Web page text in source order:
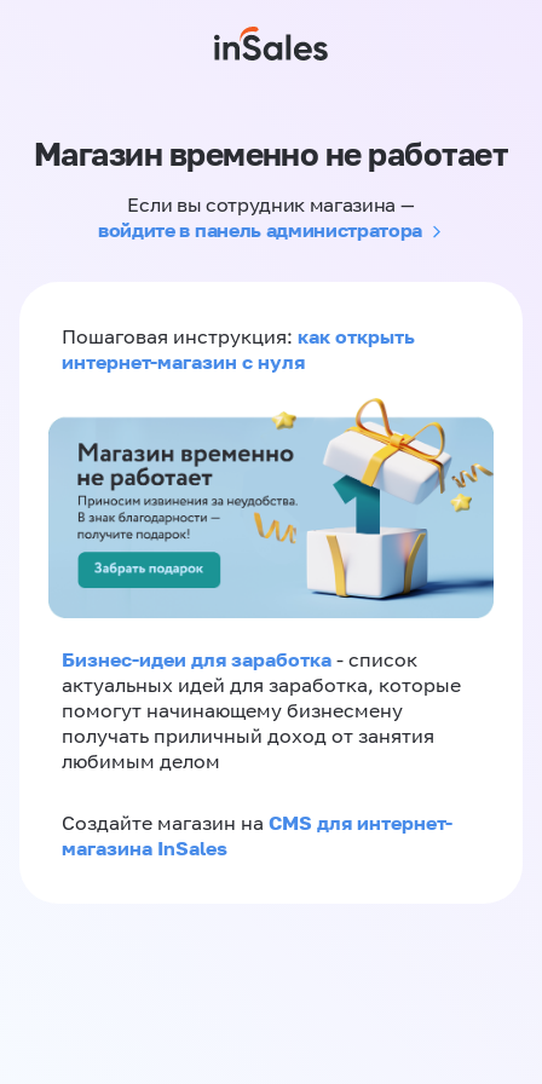
Магазин временно не работает
Если вы сотрудник магазина —
войдите в панель администратора
Пошаговая инструкция: как открыть
интернет-магазин с нуля
Бизнес-идеи для заработка - список
актуальных идей для заработка, которые
помогут начинающему бизнесмену
получать приличный доход от занятия
любимым делом
Создайте магазин на CMS для интернет-
магазина InSales